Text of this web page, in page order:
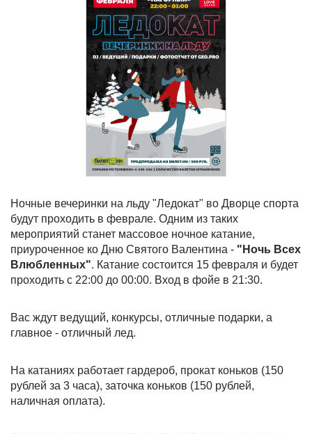
Ночные вечеринки на льду "Ледокат" во Дворце спорта
будут проходить в феврале. Одним из таких
мероприятий станет массовое ночное катание,
приуроченное ко Дню Святого Валентина - "Ночь Всех
Влюбленных". Катание состоится 15 февраля и будет
проходить с 22:00 до 00:00. Вход в фойе в 21:30.
Вас ждут ведущий, конкурсы, отличные подарки, а
главное - отличный лед.
На катаниях работает гардероб, прокат коньков (150
рублей за 3 часа), заточка коньков (150 рублей,
наличная оплата).